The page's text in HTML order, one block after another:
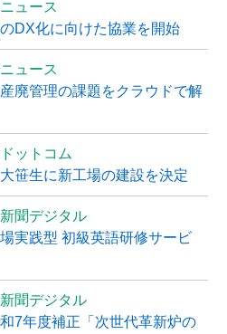
ュース
DX化に向けた協業を開始
ュース
廃管理の課題をクラウドで解
ットコム
笹生に新工場の建設を決定
聞デジタル
実践型 初級英語研修サービ
聞デジタル
7年度補正「次世代革新炉の